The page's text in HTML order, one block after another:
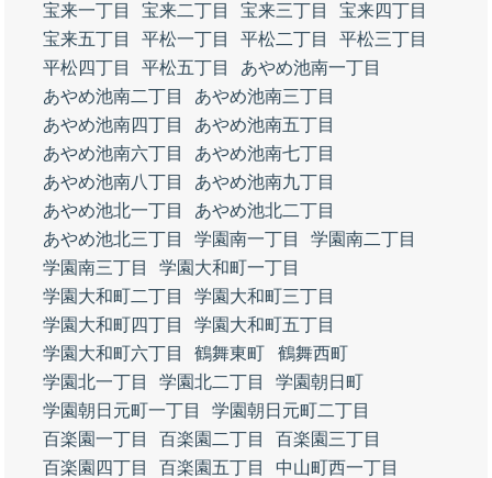
宝来一丁目
宝来二丁目 宝来三丁目
宝来四丁目
宝来五丁目
平松一丁目 平松二丁目
平松三丁目
平松四丁目
平松五丁目
あやめ池南一丁目
あやめ池南二丁目
あやめ池南三丁目
あやめ池南四丁目
あやめ池南五丁目
あやめ池南六丁目
あやめ池南七丁目
あやめ池南八丁目
あやめ池南九丁目
あやめ池北一丁目
あやめ池北二丁目
あやめ池北三丁目
学園南一丁目
学園南二丁目
学園南三丁目
学園大和町一丁目
学園大和町二丁目
学園大和町三丁目
学園大和町四丁目
学園大和町五丁目
学園大和町六丁目
鶴舞東町
鶴舞西町
学園北一丁目
学園北二丁目
学園朝日町
学園朝日元町一丁目
学園朝日元町二丁目
百楽園一丁目
百楽園二丁目
百楽園三丁目
百楽園四丁目
百楽園五丁目
中山町西一丁目